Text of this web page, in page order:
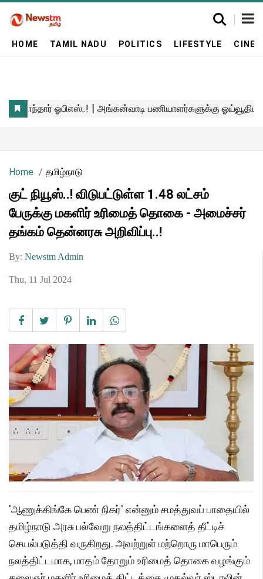
HOME TAMIL NADU POLITICS LIFESTYLE
Home தமிழ்நாடு
குட் நியூஸ்..! விடுபட்டுள்ள 1.48 லட்சம்
பேருக்கு மகளிர் உரிமைத் தொகை - அமைச்சர்
தங்கம் தென்னரசு அறிவிப்பு..!
By: Newstm Admin
Thu, 11 Jul 2024
'ஆணுக்கிங்கே பெண் நிகர்' என்னும் சமத்துவப் பாதையில்
தமிழ்நாடு அரசு பல்வேறு நலத்திட்டங்களைத் தீட்டிச்
செயல்படுத்தி வருகிறது. அவற்றுள் மற்றொரு மாபெரும்
நலத்திட்டமாக, மாதம் தோறும் உரிமைத் தொகை வழங்கும்